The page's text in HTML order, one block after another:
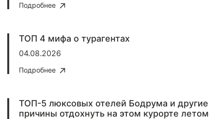
Подробнее
ТОП 4 мифа о турагентах
04.08.2026
Подробнее
ТОП-5 люксовых отелей Бодрума и другие
причины отдохнуть на этом курорте летом